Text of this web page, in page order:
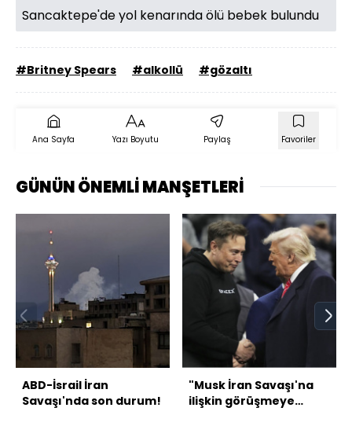
Sancaktepe'de yol kenarında ölü bebek bulundu
#Britney Spears #alkollü #gözaltı
Ana Sayfa Yazı Boyutu Paylaş Favoriler
GÜNÜN ÖNEMLİ MANŞETLERİ
ABD-İsrail İran
Savaşı'nda son durum!
"Musk İran Savaşı'na
ilişkin görüşmeye